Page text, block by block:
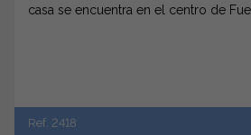
casa se encuentra en el centro de
Ref. 2418